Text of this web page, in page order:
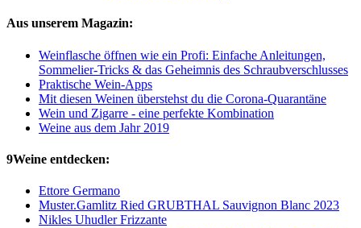
Aus unserem Magazin:
Weinflasche öffnen wie ein Profi: Einfache Anleitungen,
Sommelier-Tricks & das Geheimnis des Schraubverschlusses
Praktische Wein-Apps
Mit diesen Weinen überstehst du die Corona-Quarantäne
Wein und Zigarre - eine perfekte Kombination
Weine aus dem Jahr 2019
9Weine entdecken:
Ettore Germano
Muster.Gamlitz Ried GRUBTHAL Sauvignon Blanc 2023
Nikles Uhudler Frizzante